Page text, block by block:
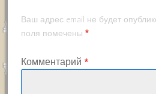
Ваш адрес email не будет
поля помечены *
Комментарий *